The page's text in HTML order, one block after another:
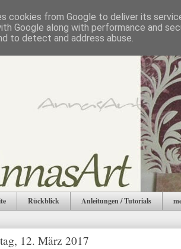
Rückblick Anleitungen / Tutorials
12. März 2017
cookies from Google to deliver its
Google along with performance and
to detect and address abuse.